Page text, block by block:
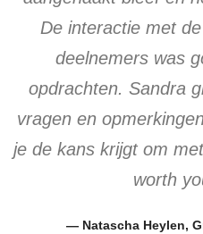
De interactie met
deelnemers was
opdrachten. Sandra
vragen en
je de kans krijgt om
worth
— Natascha Heylen,